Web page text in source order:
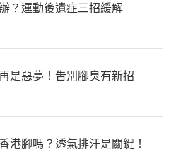
？運動後遺症三招緩解
是惡夢！吿別腳臭有新招
港腳嗎？透氣排汗是關鍵！